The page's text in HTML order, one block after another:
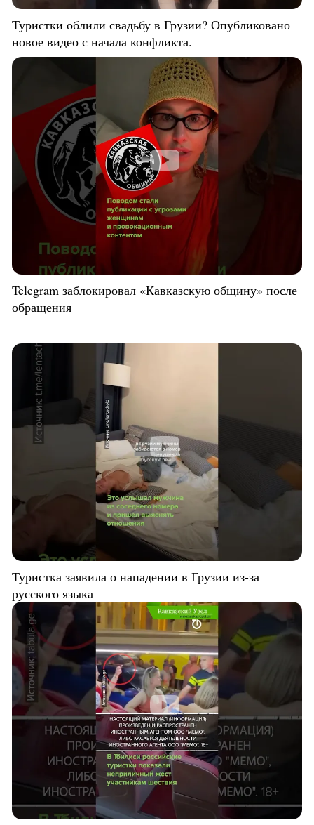
Туристки облили свадьбу в Грузии? Опубликовано
новое видео с начала конфликта.
Telegram заблокировал «Кавказскую общину» после
обращения
Туристка заявила о нападении в Грузии из-за
русского языка